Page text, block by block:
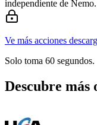
independiente de
Ve más acciones
Solo toma 60 segundos.
Descubre más